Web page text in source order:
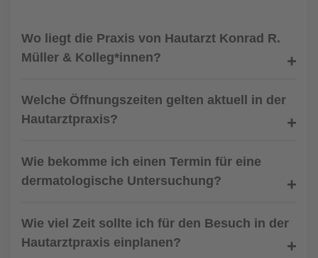
Wo liegt die Praxis von Hautarzt Konrad R.
Müller & Kolleg*innen?
Welche Öffnungszeiten gelten aktuell in der
Hautarztpraxis?
Wie bekomme ich einen Termin für eine
dermatologische Untersuchung?
Wie viel Zeit sollte ich für den Besuch in der
Hautarztpraxis einplanen?